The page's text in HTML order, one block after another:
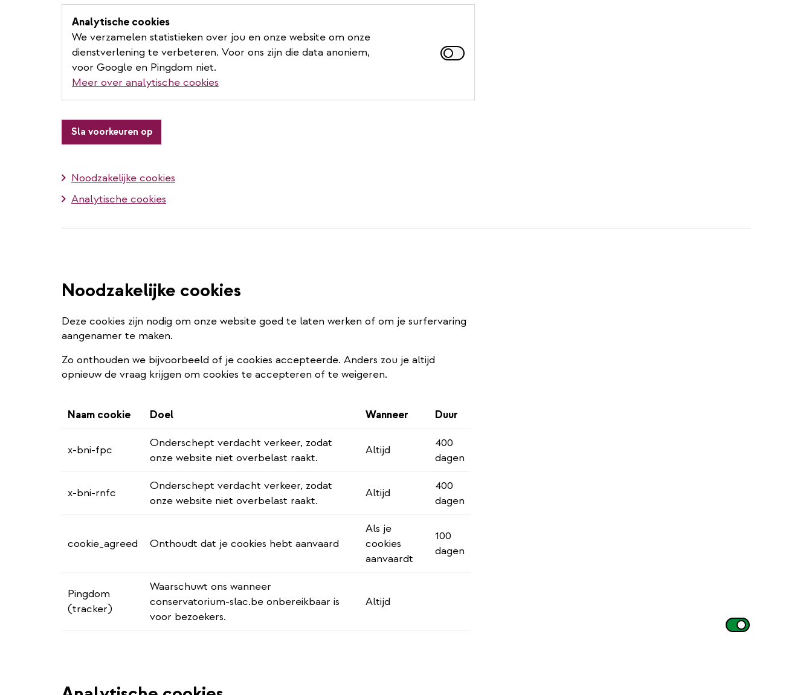
Analytische cookies
We verzamelen statistieken over jou en onze website om onze
dienstverlening te verbeteren. Voor ons zijn die data anoniem,
voor Google en Pingdom niet.
Meer over analytische cookies
Sla voorkeuren op
Noodzakelijke cookies
Analytische cookies
Noodzakelijke cookies
Deze cookies zijn nodig om onze website goed te laten werken of om je surfervaring
aangenamer te maken.
Zo onthouden we bijvoorbeeld of je cookies accepteerde. Anders zou je altijd
opnieuw de vraag krijgen om cookies te accepteren of te weigeren.
Naam cookie Doel Wanneer Duur
x-bni-fpc
Onderschept verdacht verkeer, zodat
onze website niet overbelast raakt.
Altijd
400
dagen
x-bni-rnfc
Onderschept verdacht verkeer, zodat
onze website niet overbelast raakt.
Altijd
400
dagen
cookie_agreed Onthoudt dat je cookies hebt aanvaard
Als je
cookies
aanvaardt
100
dagen
Pingdom
(tracker)
Waarschuwt ons wanneer
conservatorium-slac.be onbereikbaar is
voor bezoekers.
Altijd